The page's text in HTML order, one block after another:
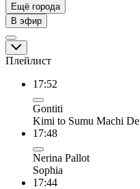
Ещё города
В эфир
Плейлист
17:52
Gontiti
Kimi to Sumu Machi De
17:48
Nerina Pallot
Sophia
17:44